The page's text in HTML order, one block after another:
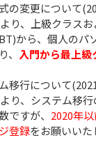
の変更について
り、上級クラス
から、個人のパ
、 入門から最上
移行について
り、システム移
ですが、 2020年
登録をお願いいた